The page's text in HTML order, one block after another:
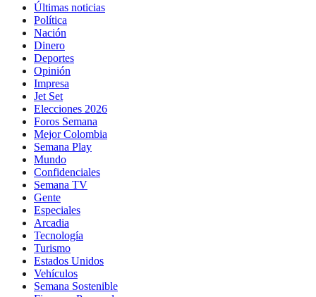
Últimas noticias
Política
Nación
Dinero
Deportes
Opinión
Impresa
Jet Set
Elecciones 2026
Foros Semana
Mejor Colombia
Semana Play
Mundo
Confidenciales
Semana TV
Gente
Especiales
Arcadia
Tecnología
Turismo
Estados Unidos
Vehículos
Semana Sostenible